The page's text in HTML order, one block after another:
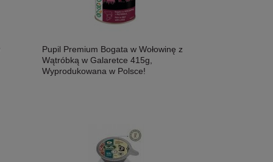
Pupil Premium Bogata w Wołowinę z
Wątróbką w Galaretce 415g,
Wyprodukowana w Polsce!